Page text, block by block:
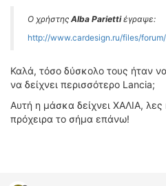
Ο χρήστης Alba Pariettiέγραψε:
http://www.cardesign.ru/files/
Καλά, τόσο δύσκολο τους ήταν
να δείχνει περισσότερο Lancia;
Αυτή η μάσκα δείχνει ΧΑΛΙΑ,
πρόχειρα το σήμα επάνω!